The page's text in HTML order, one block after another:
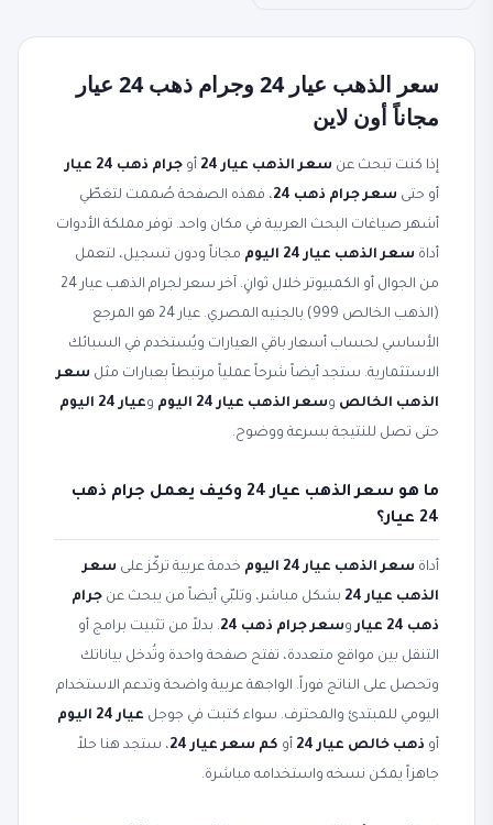
سعر الذهب عيار 24 وجرام ذهب 24 عيار
مجاناً أون لاين
إذا كنت تبحث عن سعر الذهب عيار 24 أو جرام ذهب 24 عيار
أو حتى سعر جرام ذهب 24
، فهذه الصفحة صُممت لتغطّي
أشهر صياغات البحث العربية في مكان واحد. توفر مملكة الأدوات
أداة سعر الذهب عيار 24 اليوم
مجاناً ودون تسجيل، لتعمل
من الجوال أو الكمبيوتر خلال ثوانٍ. آخر سعر لجرام الذهب عيار 24
(الذهب الخالص 999) بالجنيه المصري. عيار 24 هو المرجع
الأساسي لحساب أسعار باقي العيارات ويُستخدم في السبائك
الاستثمارية. ستجد أيضاً شرحاً عملياً مرتبطاً بعبارات مثل سعر
الذهب الخالص وسعر الذهب عيار 24 اليوم وعيار 24 اليوم
حتى تصل للنتيجة بسرعة ووضوح.
ما هو سعر الذهب عيار 24 وكيف يعمل جرام ذهب
24 عيار؟
أداة سعر الذهب عيار 24 اليوم خدمة عربية تركّز على سعر
الذهب عيار 24
بشكل مباشر، وتلبّي أيضاً من يبحث عن جرام
ذهب 24 عيار
وسعر جرام ذهب 24
. بدلاً من تثبيت برامج أو
التنقل بين مواقع متعددة، تفتح صفحة واحدة وتُدخل بياناتك
وتحصل على الناتج فوراً. الواجهة عربية واضحة وتدعم الاستخدام
اليومي للمبتدئ والمحترف. سواء كتبت في جوجل عيار 24 اليوم
أو ذهب خالص عيار 24 أو كم سعر عيار 24
، ستجد هنا حلاً
جاهزاً يمكن نسخه واستخدامه مباشرة.